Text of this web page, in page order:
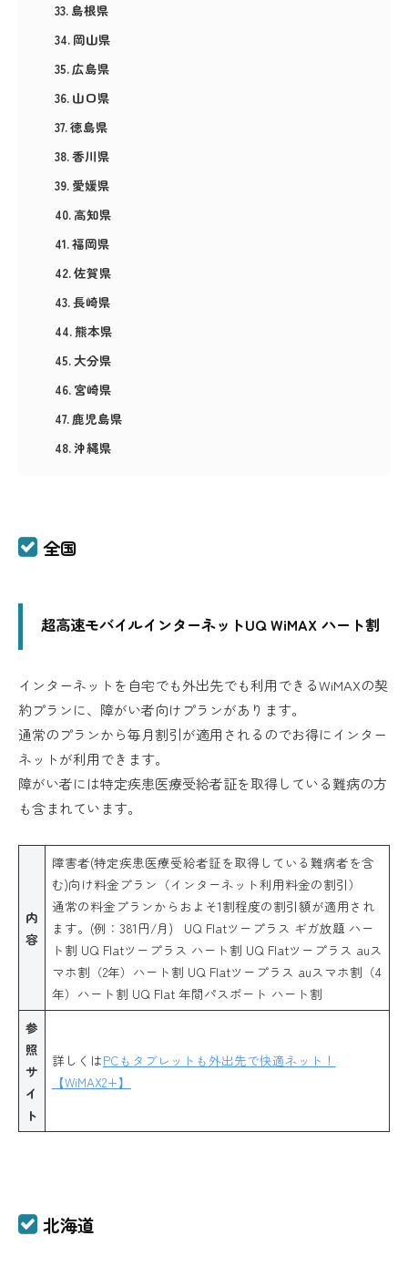
島根県
岡山県
広島県
山口県
徳島県
香川県
愛媛県
高知県
福岡県
佐賀県
長崎県
熊本県
大分県
宮崎県
鹿児島県
沖縄県
全国
超高速モバイルインターネットUQ WiMAX ハート割
インターネットを自宅でも外出先でも利用できるWiMAXの契
約プランに、障がい者向けプランがあります。
通常のプランから毎月割引が適用されるのでお得にインター
ネットが利用できます。
障がい者には特定疾患医療受給者証を取得している難病の方
も含まれています。
内
容
障害者(特定疾患医療受給者証を取得している難病者を含
む)向け料金プラン（インターネット利用料金の割引）
通常の料金プランからおよそ1割程度の割引額が適用され
ます。(例：381円/月) UQ Flatツープラス ギガ放題 ハー
ト割 UQ Flatツープラス ハート割 UQ Flatツープラス auス
マホ割（2年）ハート割 UQ Flatツープラス auスマホ割（4
年）ハート割 UQ Flat 年間パスポート ハート割
参
照
サ
イ
ト
詳しくはPCもタブレットも外出先で快適ネット！
【WiMAX2+】
北海道